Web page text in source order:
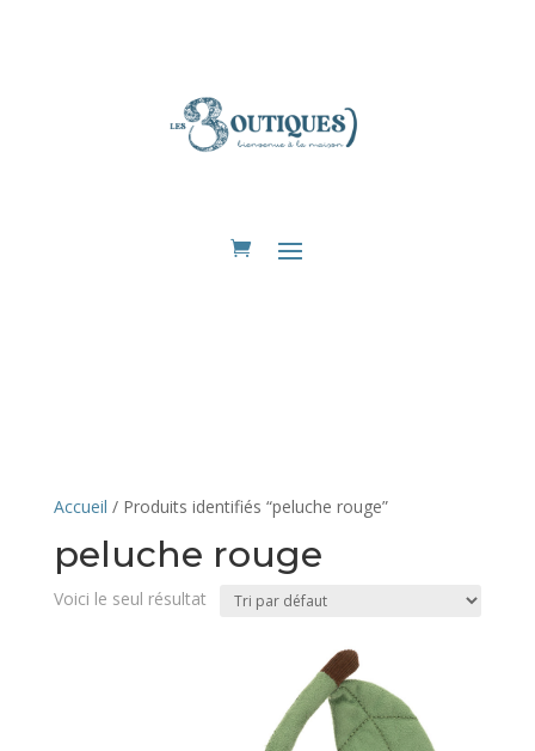
Accueil / Produits identifiés “peluche rouge”
peluche rouge
Voici le seul résultat